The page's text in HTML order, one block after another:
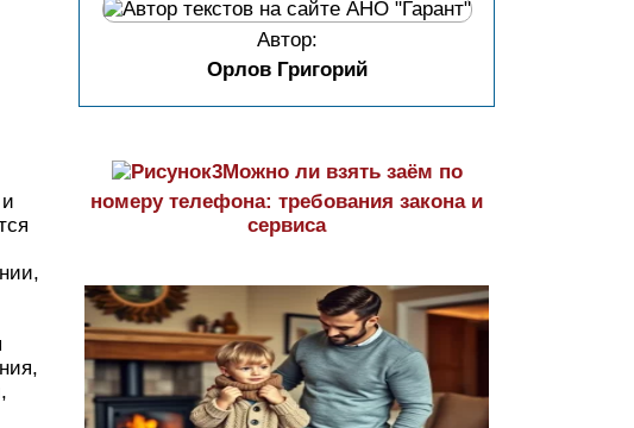
Автор:
Орлов Григорий
Можно ли взять заём по
номеру телефона: требования закона и
сервиса